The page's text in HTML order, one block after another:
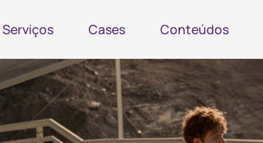
Serviços Cases Conteúdos